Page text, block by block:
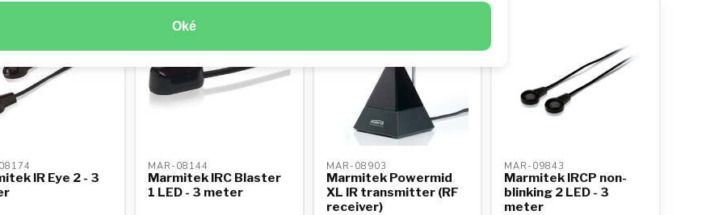
Oké
IR Eye 2 - 3
MAR-08144
Marmitek IRC Blaster
1 LED - 3 meter
MAR-08903
Marmitek Powermid
XL IR transmitter (RF
receiver)
MAR-09843
Marmitek IRCP non-
blinking 2 LED - 3
meter